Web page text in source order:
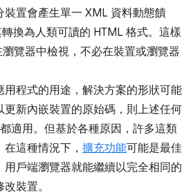
置會產生單一 XML 資料動態饋
換為人類可讀的 HTML 格式。這樣
覽器中檢視，不必在裝置或瀏覽器
用程式的用途，解決方案的形狀可能
更新內嵌裝置的原始碼，則上述任何
適用。但基於各種原因，許多這類
這種情況下， 擴充功能可能是最佳
戶端瀏覽器就能繼續以完全相同的
裝置。